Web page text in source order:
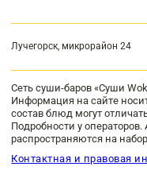
Лучегорск, микрорайон 24
Сеть суши-баров «Суши
Информация на сайте
состав блюд могут
Подробности у
распространяются на
Контактная и правовая